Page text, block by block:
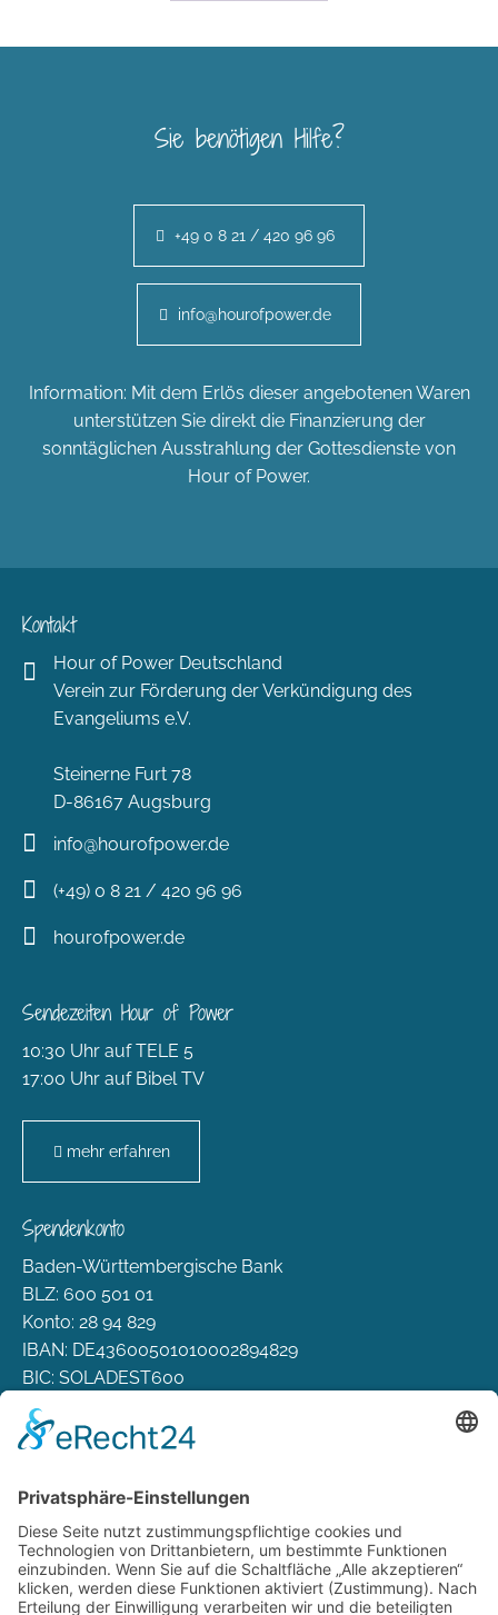
Sie benötigen Hilfe?
+49 0 8 21 / 420 96 96
info@hourofpower.de
Information: Mit dem Erlös dieser angebotenen Waren
unterstützen Sie direkt die Finanzierung der
sonntäglichen Ausstrahlung der Gottesdienste von
Hour of Power.
Kontakt
Hour of Power Deutschland
Verein zur Förderung der Verkündigung des
Evangeliums e.V.
Steinerne Furt 78
D-86167 Augsburg
info@hourofpower.de
(+49) 0 8 21 / 420 96 96
hourofpower.de
Sendezeiten Hour of Power
10:30 Uhr auf TELE 5
17:00 Uhr auf Bibel TV
mehr erfahren
Spendenkonto
Baden-Württembergische Bank
BLZ: 600 501 01
Konto: 28 94 829
IBAN: DE43600501010002894829
BIC: SOLADEST600
Rechtliches
Versand & Lieferung
Widerrufsbelehrung
AGB
Datenschutz